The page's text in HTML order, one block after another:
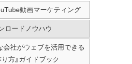
動画マーケティング
ロードノウハウ
会社がウェブを活用できる
方』ガイドブック